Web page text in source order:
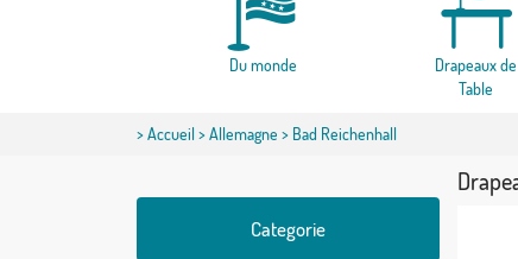
Du monde
Drapeaux de
Table
>Accueil>Allemagne > Bad Reichenhall
Categorie